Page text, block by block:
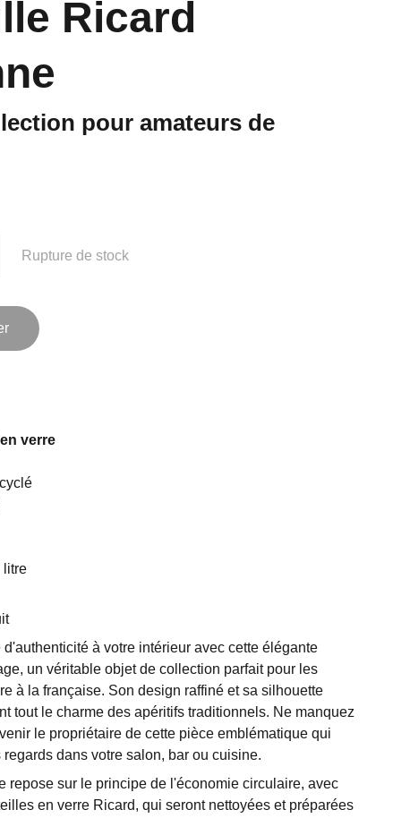
Ricard
pour amateurs de
Rupture de stock
verre
litre
à votre intérieur avec cette élégante
un véritable objet de collection parfait pour les
à la française. Son design raffiné et sa silhouette
tout le charme des apéritifs traditionnels. Ne manquez
le propriétaire de cette pièce emblématique qui
dans votre salon, bar ou cuisine.
repose sur le principe de l'économie circulaire, avec
en verre Ricard, qui seront nettoyées et préparées